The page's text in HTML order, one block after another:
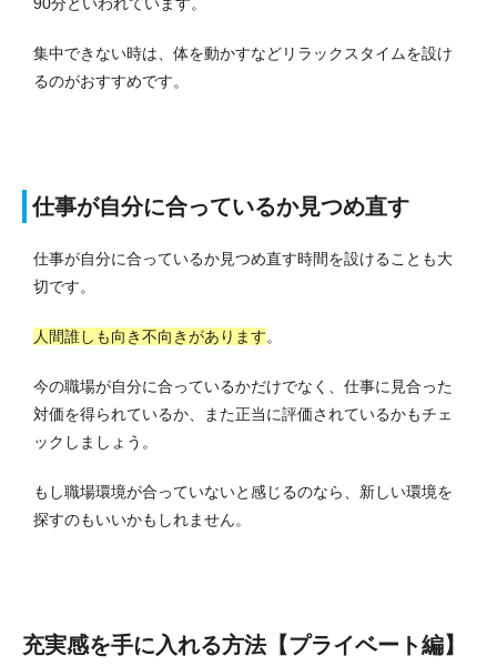
集中できない時は、体を動かすなどリラックスタイムを設け
るのがおすすめです。
仕事が自分に合っているか見つめ直す
仕事が自分に合っているか見つめ直す時間を設けることも大
切です。
人間誰しも向き不向きがあります。
今の職場が自分に合っているかだけでなく、仕事に見合った
対価を得られているか、また正当に評価されているかもチェ
ックしましょう。
もし職場環境が合っていないと感じるのなら、新しい環境を
探すのもいいかもしれません。
充実感を手に入れる方法【プライベート編】